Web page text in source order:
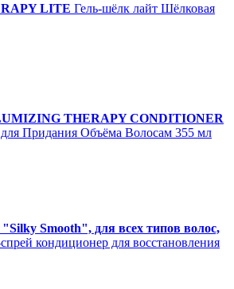
LITE Гель-шёлк лайт Шёлковая
THERAPY CONDITIONER
Придания Объёма Волосам 355 мл
Smooth", для всех типов волос,
кондиционер для восстановления